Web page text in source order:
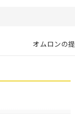
オムロンの